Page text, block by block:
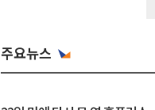
주요뉴스